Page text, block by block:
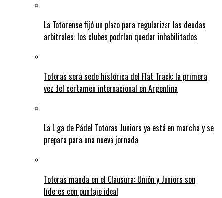
La Totorense fijó un plazo para regularizar las deudas
arbitrales: los clubes podrían quedar inhabilitados
Totoras será sede histórica del Flat Track: la primera
vez del certamen internacional en Argentina
La Liga de Pádel Totoras Juniors ya está en marcha y se
prepara para una nueva jornada
Totoras manda en el Clausura: Unión y Juniors son
líderes con puntaje ideal